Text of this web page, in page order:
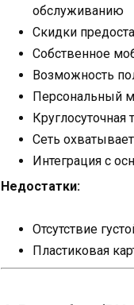
обслуживанию
Скидки
Собственное
Возможность
Персональный
Круглосуточная
Сеть
Интеграция с
Недостатки:
Отсутствие
Пластиковая